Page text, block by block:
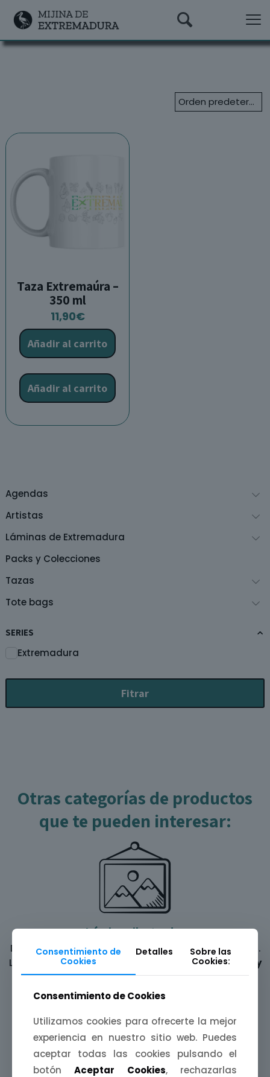
Agendas
Artistas
Láminas de Extremadura
Packs y Colecciones
Tazas
Tote bags
SERIES
Extremadura
Fitrar
Taza Extremaúra –
350 ml
11,90€
Añadir al carrito
Añadir al carrito
Otras categorías de productos
que te pueden interesar:
Láminas ilustradas
Decora tus paredes con unamijina de Extremadura .
Láminas A4, A5 y A6 inspiradas en
paisajes, fiestas y
leyendasde nuestra tierra.
Consentimiento de
Cookies
Detalles
Sobre las
Cookies:
Consentimiento de Cookies
Utilizamos cookies para ofrecerte la mejor
experiencia en nuestro sitio web. Puedes
aceptar todas las cookies pulsando el
botónAceptar Cookies, rechazarlas